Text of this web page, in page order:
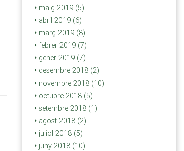
maig 2019 (5)
abril 2019 (6)
març 2019 (8)
febrer 2019 (7)
gener 2019 (7)
desembre 2018 (2)
novembre 2018 (10)
octubre 2018 (5)
setembre 2018 (1)
agost 2018 (2)
juliol 2018 (5)
juny 2018 (10)